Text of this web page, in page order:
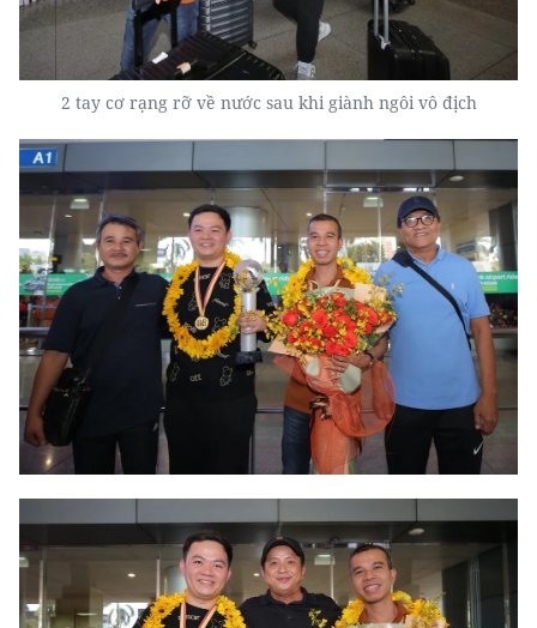
2 tay cơ rạng rỡ về nước sau khi giành ngôi vô địch